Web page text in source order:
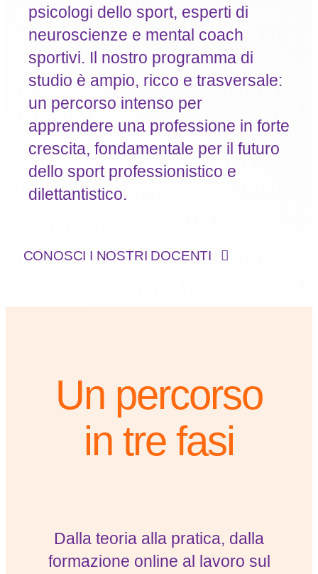
psicologi dello sport, esperti di
neuroscienze e mental coach
sportivi. Il nostro programma di
studio è ampio, ricco e trasversale:
un percorso intenso per
apprendere una professione in forte
crescita, fondamentale per il futuro
dello sport professionistico e
dilettantistico.
CONOSCI I NOSTRI DOCENTI
Un percorso
intre fasi
Dalla teoria alla pratica, dalla
formazione online al lavoro sul